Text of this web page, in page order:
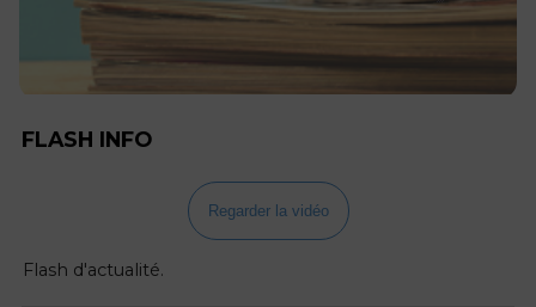
FLASH INFO
Regarder la vidéo
Flash d'actualité.